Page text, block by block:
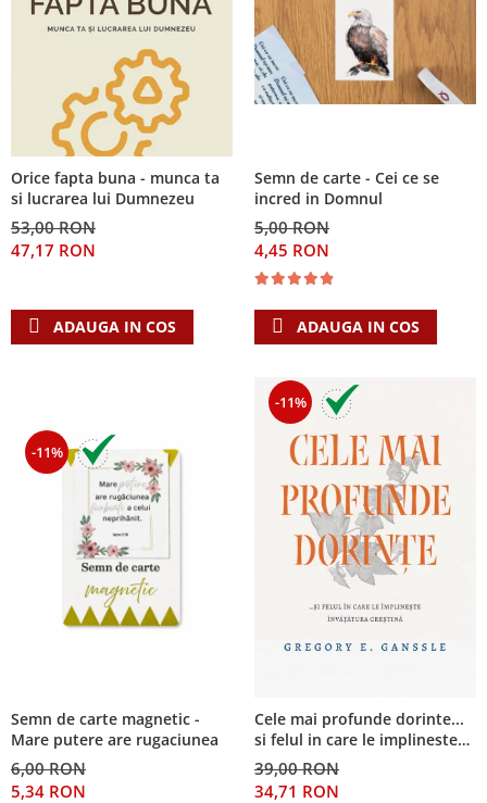
Orice fapta buna - munca ta
si lucrarea lui Dumnezeu
53,00 RON
47,17 RON
ADAUGA IN COS
Semn de carte - Cei ce se
incred in Domnul
5,00 RON
4,45 RON
ADAUGA IN COS
-11%
Semn de carte magnetic -
Mare putere are rugaciunea
6,00 RON
5,34 RON
-11%
Cele mai profunde dorinte...
si felul in care le implineste
invatatura crestina
39,00 RON
34,71 RON